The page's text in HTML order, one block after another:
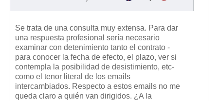
Se trata de una consulta muy extensa. Para dar
una respuesta profesional sería necesario
examinar con detenimiento tanto el contrato -
para conocer la fecha de efecto, el plazo, ver si
contempla la posibilidad de desistimiento, etc-
como el tenor literal de los emails
intercambiados. Respecto a estos emails no me
queda claro a quién van dirigidos. ¿A la